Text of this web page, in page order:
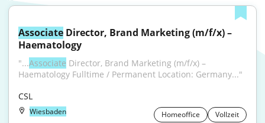
Associate Director, Brand Marketing (m/f/x) –
Haematology
"...Associate Director, Brand Marketing (m/f/x) –
Haematology Fulltime / Permanent Location: Germany..."
CSL
Wiesbaden Homeoffice Vollzeit